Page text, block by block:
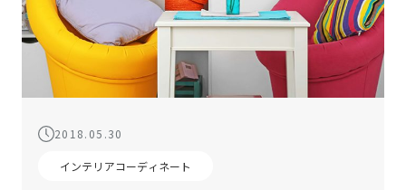
2018.05.30
インテリアコーディネート